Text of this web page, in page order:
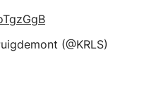
(@KRLS)